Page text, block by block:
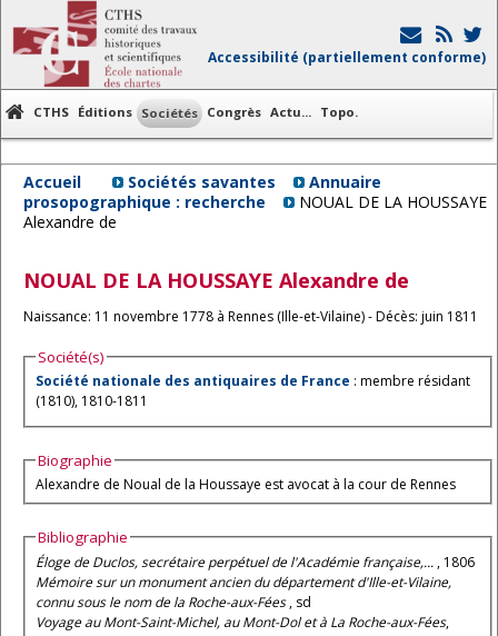
Accessibilité (partiellement conforme)
CTHS Éditions Sociétés Congrès Actu... Topo.
Accueil Sociétés savantes
Annuaire
prosopographique : recherche
NOUAL DE LA HOUSSAYE
Alexandre de
NOUAL DE LA HOUSSAYE Alexandre de
Naissance: 11 novembre 1778 à Rennes (Ille-et-Vilaine) - Décès: juin 1811
Société(s)
Société nationale des antiquaires de France : membre résidant
(1810), 1810-1811
Biographie
Alexandre de Noual de la Houssaye est avocat à la cour de Rennes
Bibliographie
Éloge de Duclos, secrétaire perpétuel de l'Académie française,... , 1806
Mémoire sur un monument ancien du département d'Ille-et-Vilaine,
connu sous le nom de la Roche-aux-Fées, sd
Voyage au Mont-Saint-Michel, au Mont-Dol et à La Roche-aux-Fées,